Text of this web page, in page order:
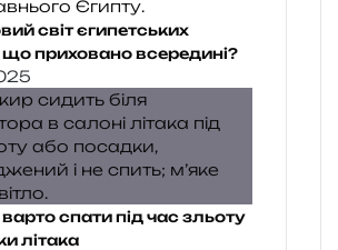
світ єгипетських
що приховано всередині?
спати під час зльоту
літака